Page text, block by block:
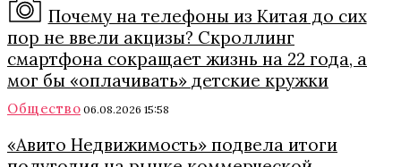
Почему на телефоны из Китая до сих
пор не ввели акцизы? Скроллинг
смартфона сокращает жизнь на 22 года, а
мог бы «оплачивать» детские кружки
Общество 06.08.2026 15:58
«Авито Недвижимость» подвела итоги